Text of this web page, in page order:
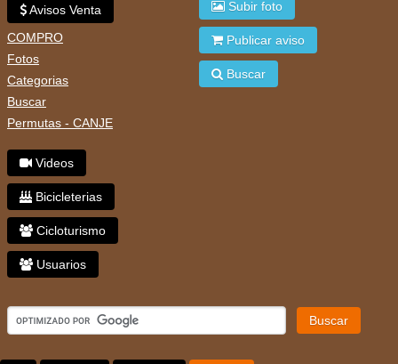
Avisos Venta
COMPRO
Fotos
Categorias
Buscar
Permutas - CANJE
Videos
Bicicleterias
Cicloturismo
Usuarios
Subir foto
Publicar aviso
Buscar
Buscar